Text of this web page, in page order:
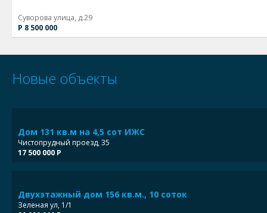
Суворова улица, д.29
Р 8 500 000
Новые объекты
Дом 131 кв.м на 4,5 сот ИЖС
Чистопрудный проезд, 35
17 500 000 Р
Двухэтажный дом 156 кв.м., 10 соток
Зеленая ул, 1/1